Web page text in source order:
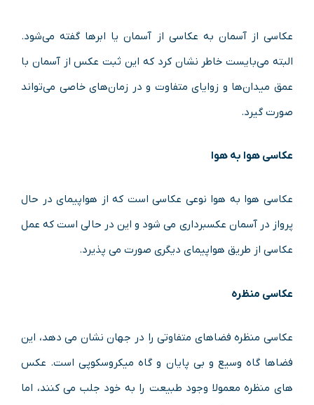
عکاسی از آسمان به عکاسی از آسمان یا ابرها گفته می‌شود.
البته می‌بایست خاطر نشان کرد که این ثبت عکس از آسمان با
عمق میدان‌ها و زوایای متفاوت و در زمان‌های خاصی می‌تواند
صورت گیرد.
عکاسی هوا به هوا
عکاسی هوا به هوا نوعی عکاسی است که از هواپیمای در حال
پرواز در آسمان عکسبرداری می شود و این در حالی است که عمل
عکاسی از طریق هواپیمای دیگری صورت می پذیرد.
عکاسی منظره
عکاسی منظره فضاهای متفاوتی را در جهان نشان می دهد، این
فضاها گاه وسیع و بی پایان و گاه میکروسکوپی است. عکس
های منظره معمولا وجود طبیعت را به خود جلب می کنند، اما